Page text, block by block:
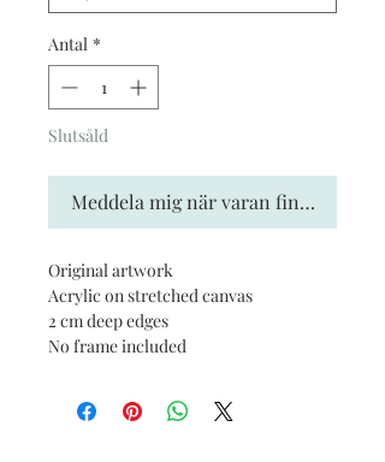
Antal *
Slutsåld
Meddela mig när varan finns i lager
Original artwork
Acrylic on stretched canvas
2 cm deep edges
No frame included